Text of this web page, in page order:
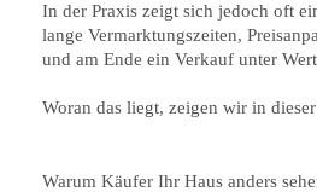
In der Praxis zeigt sich jedoch oft
lange Vermarktungszeiten,
und am Ende ein Verkauf unter
Woran das liegt, zeigen wir in
Warum Käufer Ihr Haus anders